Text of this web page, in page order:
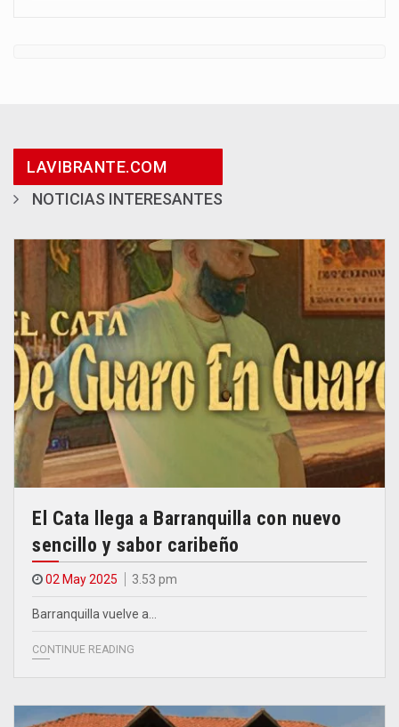
LAVIBRANTE.COM
NOTICIAS INTERESANTES
El Cata llega a Barranquilla con nuevo
sencillo y sabor caribeño
02 May 2025 3.53 pm
Barranquilla vuelve a…
CONTINUE READING